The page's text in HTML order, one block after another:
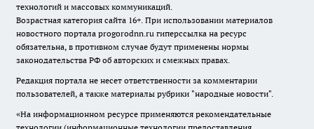
технологий и массовых коммуникаций.
Возрастная категория сайта 16+. При использовании материалов
новостного портала progorodnn.ru гиперссылка на ресурс
обязательна, в противном случае будут применены нормы
законодательства РФ об авторских и смежных правах.
Редакция портала не несет ответственности за комментарии
пользователей, а также материалы рубрики "народные новости".
«На информационном ресурсе применяются рекомендательные